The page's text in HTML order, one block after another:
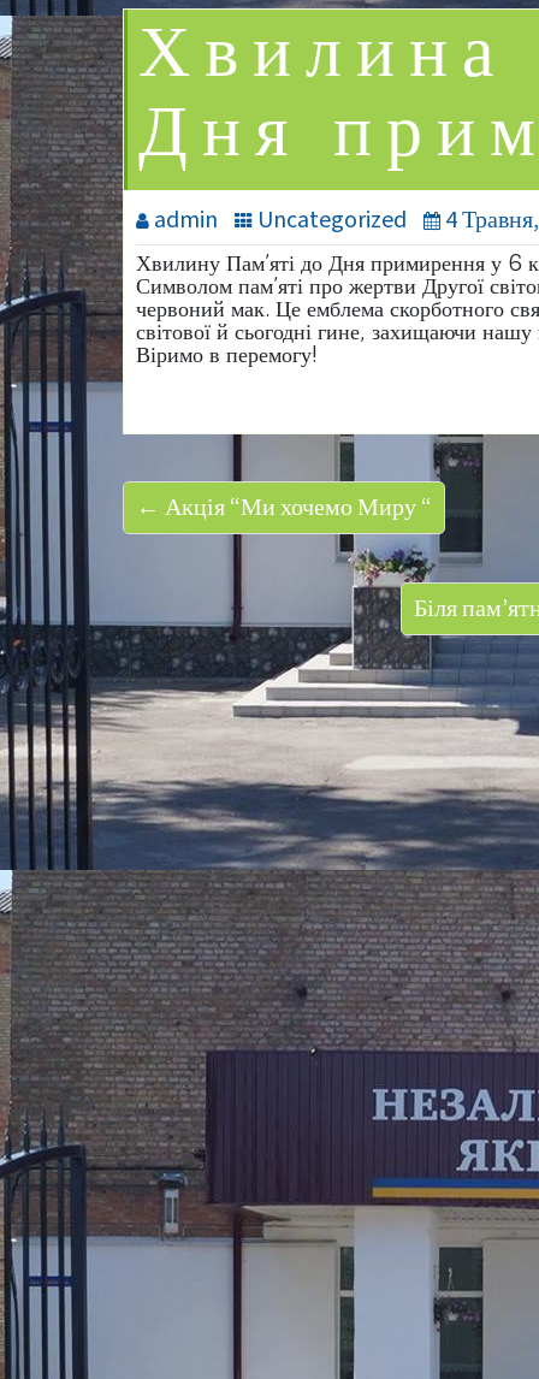
Хвилина
Дня
admin Uncategorized 4
Хвилину Пам’яті до Дня примирення у 6
Символом пам’яті про жертви Другої
червоний мак. Це емблема скорботного
світової й сьогодні гине, захищаючи
Віримо в перемогу!
← Акція “Ми хочемо Миру “
Біля